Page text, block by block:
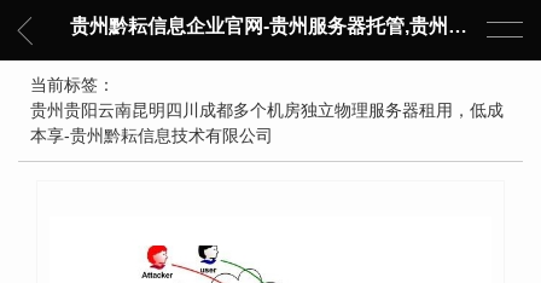
贵州黔耘信息企业官网-贵州服务器托管,贵州主机托管,云服务器托管,数据中心托管,网络设备托管,服务器租用,托管服务提供商,服务器管理-黔耘信息 贵州数据中心机柜租用-专业贵州IDC托管服务器维修
当前标签：
贵州贵阳云南昆明四川成都多个机房独立物理服务器租用，低成
本享-贵州黔耘信息技术有限公司